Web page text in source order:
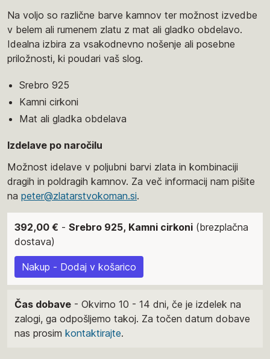
Na voljo so različne barve kamnov ter možnost izvedbe
v belem ali rumenem zlatu z mat ali gladko obdelavo.
Idealna izbira za vsakodnevno nošenje ali posebne
priložnosti, ki poudari vaš slog.
Srebro 925
Kamni cirkoni
Mat ali gladka obdelava
Izdelave po naročilu
Možnost idelave v poljubni barvi zlata in kombinaciji
dragih in poldragih kamnov. Za več informacij nam pišite
na peter@zlatarstvokoman.si.
392,00 € - Srebro 925, Kamni cirkoni (brezplačna
dostava)
Nakup - Dodaj v košarico
Čas dobave - Okvirno 10 - 14 dni, če je izdelek na
zalogi, ga odpošljemo takoj. Za točen datum dobave
nas prosim kontaktirajte.